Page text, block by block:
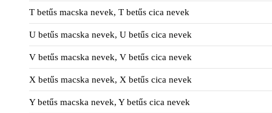
T betűs macska nevek, T betűs cica nevek
U betűs macska nevek, U betűs cica nevek
V betűs macska nevek, V betűs cica nevek
X betűs macska nevek, X betűs cica nevek
Y betűs macska nevek, Y betűs cica nevek